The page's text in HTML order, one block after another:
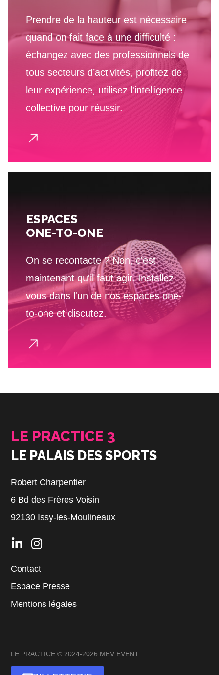
Prendre de la hauteur est nécessaire
quand on fait face à une difficulté :
échangez avec des professionnels de
tous secteurs d’activités, profitez de
leur expérience, utilisez l'intelligence
collective pour réussir.
ESPACES
ONE-TO-ONE
On se recontacte ? Non, c'est
maintenant qu'il faut agir. Installez-
vous dans l'un de nos espaces one-
to-one et discutez.
LE PRACTICE 3
LE PALAIS DES SPORTS
Robert Charpentier
6 Bd des Frères Voisin
92130 Issy-les-Moulineaux
Contact
Espace Presse
Mentions légales
LE PRACTICE © 2024-2026 MEV EVENT